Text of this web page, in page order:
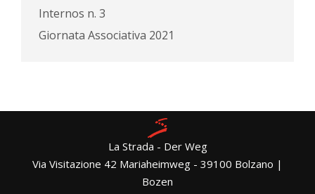
Internos n. 3
Giornata Associativa 2021
La Strada - Der Weg
Via Visitazione 42 Mariaheimweg - 39100 Bolzano |
Bozen